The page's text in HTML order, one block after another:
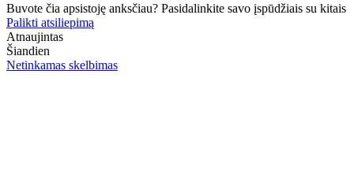
Buvote čia apsistoję anksčiau? Pasidalinkite savo įspūdžiais su kitais
Palikti atsiliepimą
Atnaujintas
Šiandien
Netinkamas skelbimas